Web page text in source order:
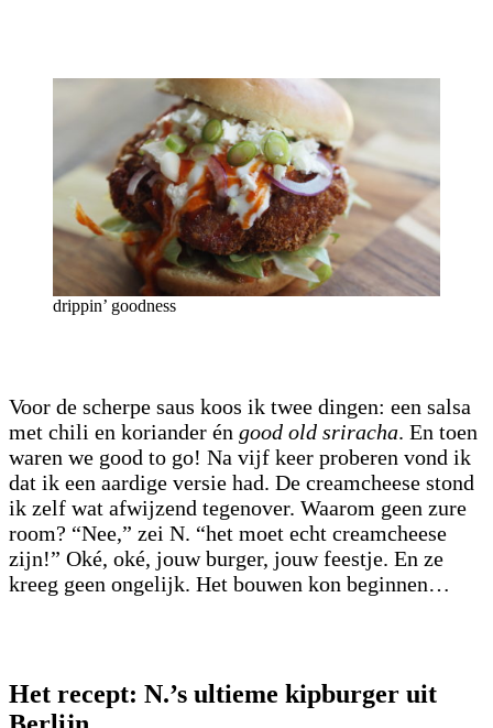
drippin’ goodness
Voor de scherpe saus koos ik twee dingen: een salsa
met chili en koriander én good old sriracha. En toen
waren we good to go! Na vijf keer proberen vond ik
dat ik een aardige versie had. De creamcheese stond
ik zelf wat afwijzend tegenover. Waarom geen zure
room? “Nee,” zei N. “het moet echt creamcheese
zijn!” Oké, oké, jouw burger, jouw feestje. En ze
kreeg geen ongelijk. Het bouwen kon beginnen…
Het recept: N.’s ultieme kipburger uit